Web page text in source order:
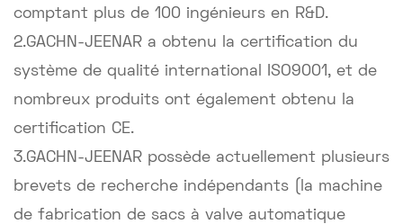
comptant plus de 100 ingénieurs en R&D.
2.GACHN-JEENAR a obtenu la certification du
système de qualité international ISO9001, et de
nombreux produits ont également obtenu la
certification CE.
3.GACHN-JEENAR possède actuellement plusieurs
brevets de recherche indépendants (la machine
de fabrication de sacs à valve automatique